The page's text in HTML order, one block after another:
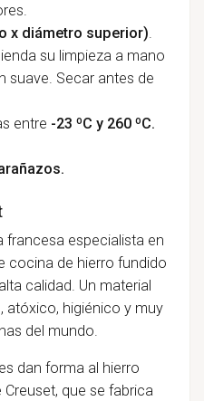
x diámetro superior).
su limpieza a mano
suave. Secar antes de
entre -23 ºC y 260 ºC.
francesa especialista en
cocina de hierro fundido
calidad. Un material
atóxico, higiénico y muy
del mundo.
dan forma al hierro
que se fabrica